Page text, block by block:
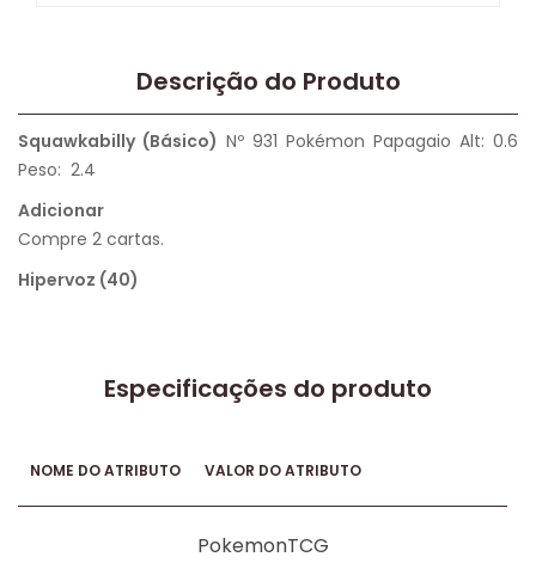
Descrição do Produto
Squawkabilly (Básico) Nº 931 Pokémon Papagaio Alt: 0.6
Peso: 2.4
Adicionar
Compre 2 cartas.
Hipervoz (40)
Especificações do produto
NOME DO ATRIBUTO VALOR DO ATRIBUTO
PokemonTCG